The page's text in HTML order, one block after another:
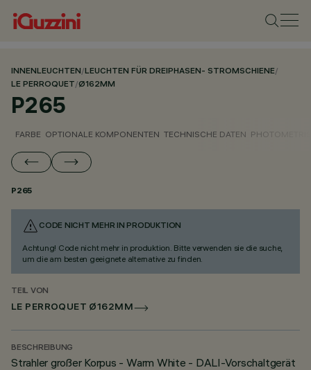
INNENLEUCHTEN/LEUCHTEN FÜR DREIPHASEN- STROMSCHIENE/
LE PERROQUET/Ø162MM
P265
FARBE OPTIONALE KOMPONENTEN TECHNISCHE DATEN
P265
CODE NICHT MEHR IN PRODUKTION
Achtung! Code nicht mehr in produktion. Bitte verwenden sie die suche,
um die am besten geeignete alternative zu finden.
TEIL VON
LE PERROQUET Ø162MM
BESCHREIBUNG
Strahler großer Korpus - Warm White - DALI-Vorschaltgerät